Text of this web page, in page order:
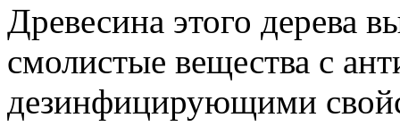
Древесина этого дерева
смолистые вещества с
дезинфицирующими